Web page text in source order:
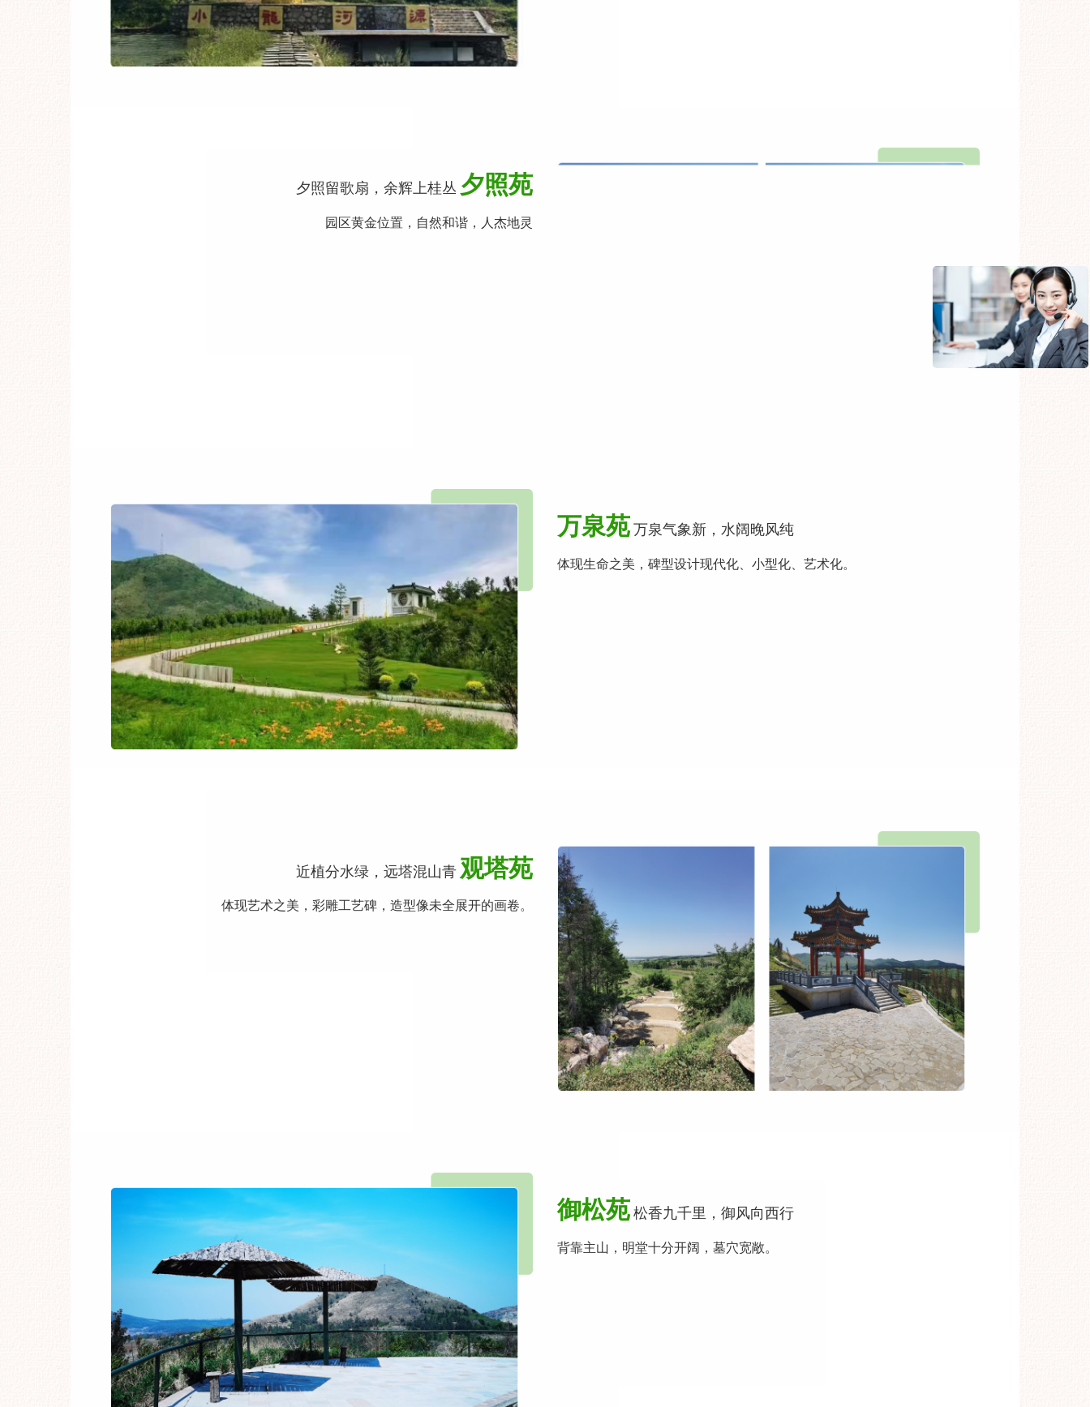
夕照留歌扇，余辉上桂丛 夕照苑
园区黄金位置，自然和谐，人杰地灵
万泉苑 万泉气象新，水阔晚风纯
体现生命之美，碑型设计现代化、小型化、艺术化。
近植分水绿，远塔混山青 观塔苑
体现艺术之美，彩雕工艺碑，造型像未全展开的画卷。
御松苑 松香九千里，御风向西行
背靠主山，明堂十分开阔，墓穴宽敞。